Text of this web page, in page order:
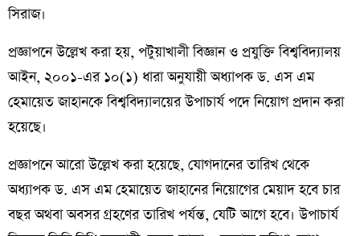
সিরাজ।
প্রজ্ঞাপনে উল্লেখ করা হয়, পটুয়াখালী বিজ্ঞান ও প্রযুক্তি বিশ্ববিদ্যালয়
আইন, ২০০১-এর ১০(১) ধারা অনুযায়ী অধ্যাপক ড. এস এম
হেমায়েত জাহানকে বিশ্ববিদ্যালয়ের উপাচার্য পদে নিয়োগ প্রদান করা
হয়েছে।
প্রজ্ঞাপনে আরো উল্লেখ করা হয়েছে, যোগদানের তারিখ থেকে
অধ্যাপক ড. এস এম হেমায়েত জাহানের নিয়োগের মেয়াদ হবে চার
বছর অথবা অবসর গ্রহণের তারিখ পর্যন্ত, যেটি আগে হবে। উপাচার্য